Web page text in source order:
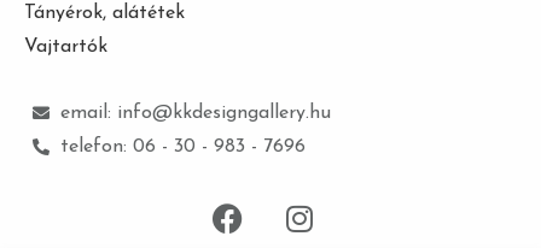
Tányérok, alátétek
Vajtartók
email: info@kkdesigngallery.hu
telefon: 06 - 30 - 983 - 7696